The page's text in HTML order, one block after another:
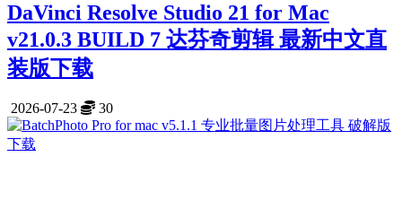
DaVinci Resolve Studio 21 for Mac
v21.0.3 BUILD 7 达芬奇剪辑 最新中文直
装版下载
2026-07-23 30